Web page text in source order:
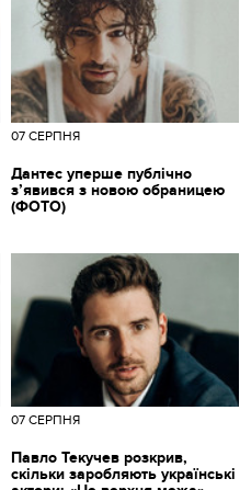
07 СЕРПНЯ
Дантес уперше публічно
з’явився з новою обраницею
(ФОТО)
07 СЕРПНЯ
Павло Текучев розкрив,
скільки заробляють українські